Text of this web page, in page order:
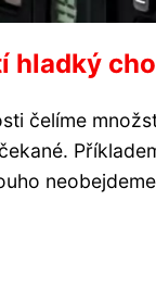
hladký
čelíme